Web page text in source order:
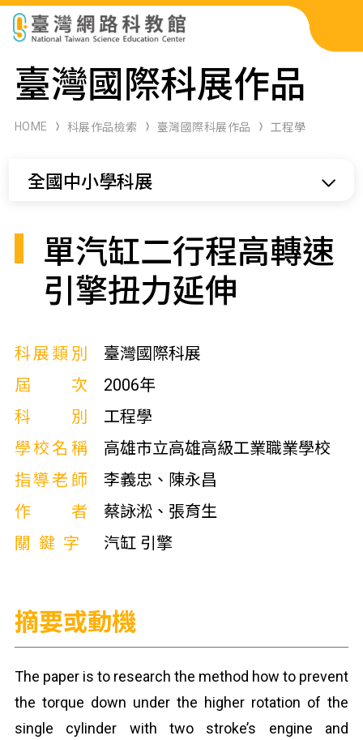
科展作品檢索
科學研習月刊
臺灣國際科展作品
HOME 科展作品檢索 臺灣國際科展作品 工程學
全國中小學科展
單汽缸二行程高轉速
引擎扭力延伸
科展類別
臺灣國際科展
屆次
2006年
科別
工程學
學校名稱
高雄市立高雄高級工業職業學校
指導老師
李義忠、陳永昌
作者
蔡詠淞、張育生
關鍵字
汽缸 引擎
摘要或動機
The paper is to research the method how to prevent
the torque down under the higher rotation of the
single cylinder with two stroke’s engine and